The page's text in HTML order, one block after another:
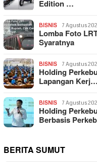
Edition …
BISNIS 7 Agustus
Lomba Foto
Syaratnya
BISNIS 7 Agustus
Holding
Lapangan Kerj…
BISNIS 7 Agustus
Holding
Berbasis
BERITA SUMUT